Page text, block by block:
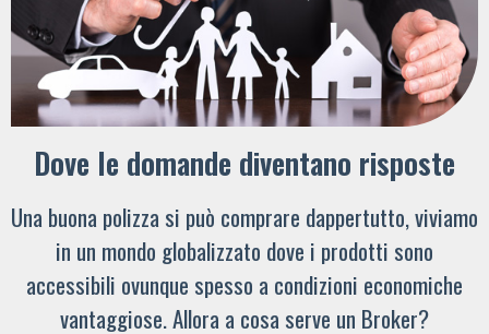
Dove le domande diventano risposte
Una buona polizza si può comprare dappertutto, viviamo
in un mondo globalizzato dove i prodotti sono
accessibili ovunque spesso a condizioni economiche
vantaggiose. Allora a cosa serve un Broker?